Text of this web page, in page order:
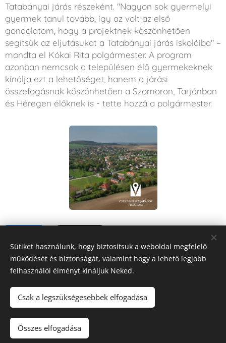
Tatabányai járás részeként. "Nagyon sok gyermelyi
gyermek tanul tovább, így az volt az első
gondolatom, hogy a projektnek köszönhetően
segítsük az eljutásukat a Tatabányai járás iskoláiba" –
mondta el Kókai Rita polgármester. A program
azonban nemcsak a településen élő gyermekeknek
kínálja ezt a lehetőséget, hanem a járási
összefogásnak köszönhetően a Szomoron, Tarjánban
és Héregen élőknek is - tette hozzá a polgármester.
FORRÁSRÁDIÓ
Sütiket használunk, hogy biztosítsuk a weboldal megfelelő
működését és biztonságát, valamint hogy a lehető legjobb
felhasználói élményt kínáljuk Neked.
Csak a legszükségesebbek elfogadása
Összes elfogadása